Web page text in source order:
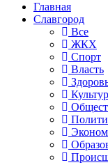
Главная
Славгород
Все
ЖКХ
Спорт
Власть